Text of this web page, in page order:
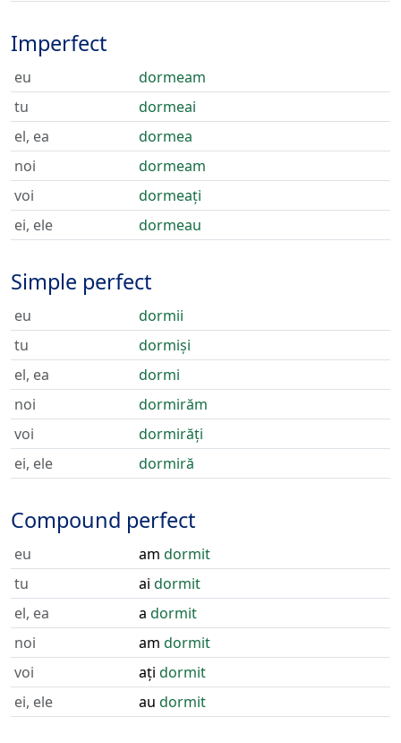
Imperfect
eu
dormeam
tu
dormeai
el, ea
dormea
noi
dormeam
voi
dormeați
ei, ele
dormeau
Simple perfect
eu
dormii
tu
dormiși
el, ea
dormi
noi
dormirăm
voi
dormirăți
ei, ele
dormiră
Compound perfect
eu am dormit
tu
ai dormit
el, ea
a dormit
noi
am dormit
voi
ați dormit
ei, ele
au dormit